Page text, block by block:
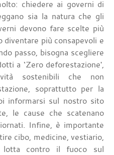
chiedere ai governi di
sia la natura che gli
devono fare scelte più
diventare più consapevoli e
passo, bisogna scegliere
a ‘Zero deforestazione',
sostenibili che non
soprattutto per la
informarsi sul nostro sito
le cause che scatenano
Infine, è importante
cibo, medicine, vestiario,
lotta contro il fuoco sul